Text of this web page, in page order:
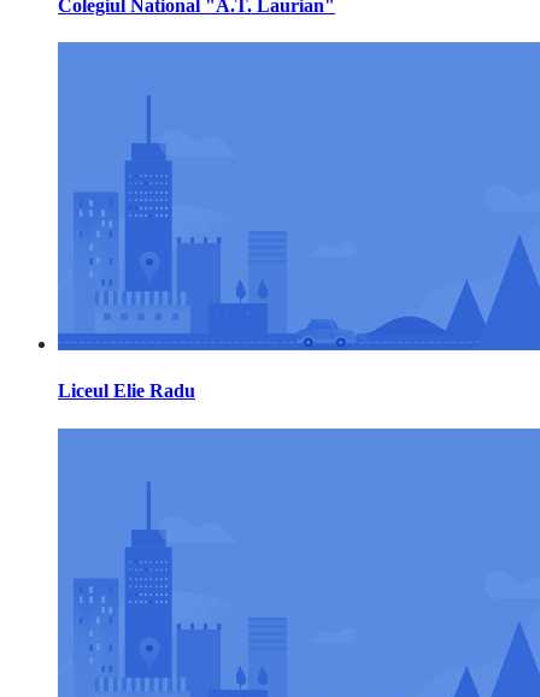
Colegiul National "A.T. Laurian"
Liceul Elie Radu